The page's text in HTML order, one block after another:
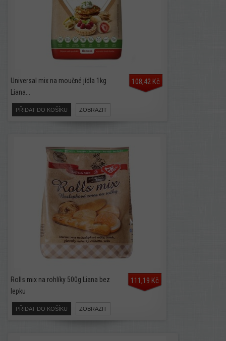
Universal mix na moučné jídla 1kg
Liana...
108,42 Kč
PŘIDAT DO KOŠÍKU ZOBRAZIT
Rolls mix na rohlíky 500g Liana bez
lepku
111,19 Kč
PŘIDAT DO KOŠÍKU ZOBRAZIT